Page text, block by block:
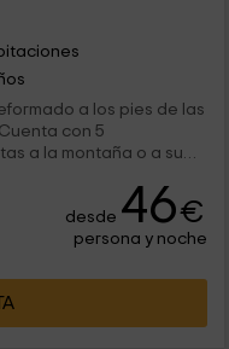
a los pies de las
con 5
a la montaña o a su
desde 46€
persona y noche